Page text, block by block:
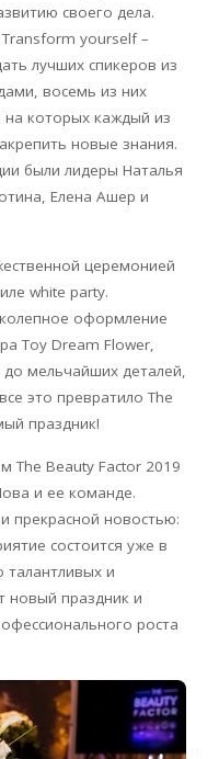
своего дела.
yourself –
лучших спикеров из
восемь из них
на которых каждый из
новые знания.
были лидеры Наталья
Елена Ашер и
церемонией
white party.
оформление
Toy Dream Flower,
мельчайших деталей,
это превратило The
праздник!
The Beauty Factor 2019
и ее команде.
прекрасной новостью:
состоится уже в
талантливых и
новый праздник и
роста